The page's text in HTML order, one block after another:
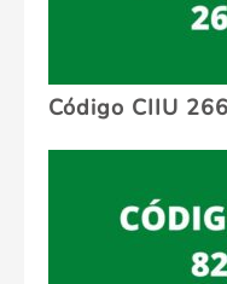
Código CIIU